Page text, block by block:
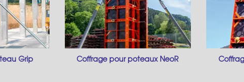
Grip Coffrage pour poteaux NeoR